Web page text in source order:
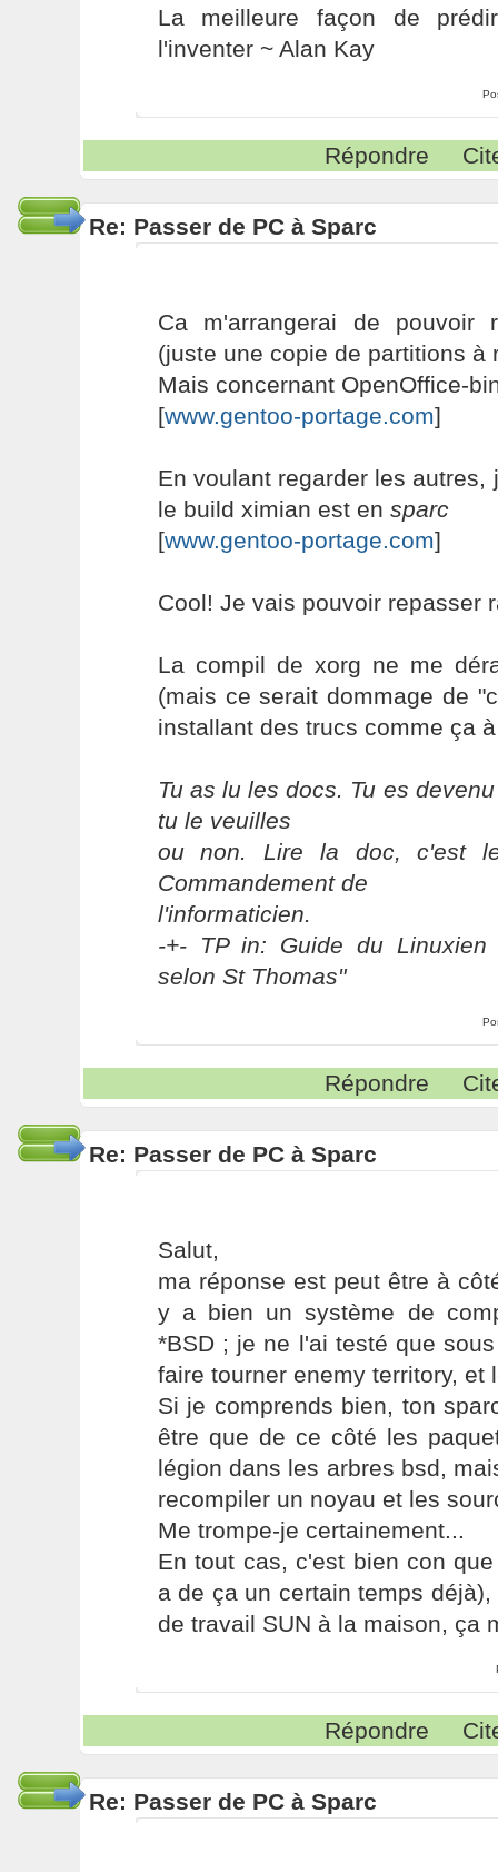
La meilleure façon de
l'inventer ~ Alan Kay
Répondre
Re: Passer de PC à Sparc
Ca m'arrangerai de pouvoir
(juste une copie de partitions à
Mais concernant OpenOffice-
[www.gentoo-portage.com]
En voulant regarder les autres,
le build ximian est en sparc
[www.gentoo-portage.com]
Cool! Je vais pouvoir repasser
La compil de xorg ne me
(mais ce serait dommage de
installant des trucs comme ça
Tu as lu les docs. Tu es
tu le veuilles
ou non. Lire la doc, c'est
Commandement de
l'informaticien.
-+- TP in: Guide du Linuxien
selon St Thomas"
Répondre
Re: Passer de PC à Sparc
Salut,
ma réponse est peut être à
y a bien un système de
*BSD ; je ne l'ai testé que
faire tourner enemy territory, et
Si je comprends bien, ton
être que de ce côté les
légion dans les arbres bsd,
recompiler un noyau et les
Me trompe-je certainement...
En tout cas, c'est bien con
a de ça un certain temps
de travail SUN à la maison, ça
Répondre
Re: Passer de PC à Sparc